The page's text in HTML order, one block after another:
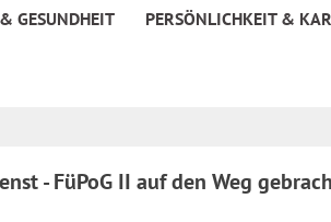
GESUNDHEIT PERSÖNLICHKEIT &
- FüPoG II auf den Weg